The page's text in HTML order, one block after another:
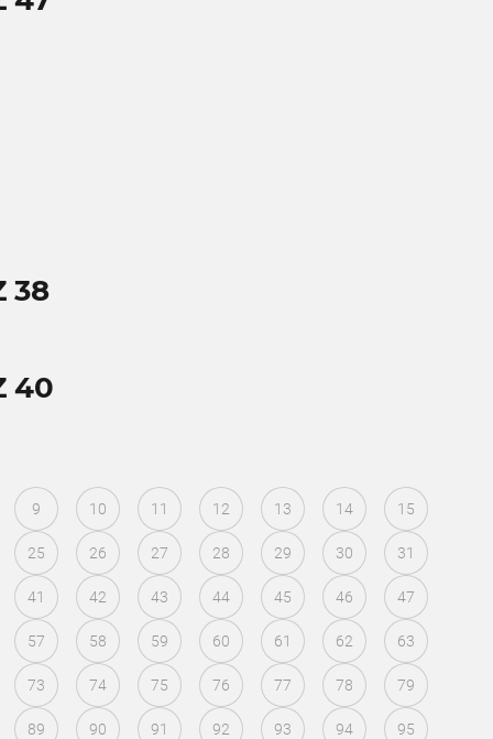
38
40
9 10 11 12 13 14 15
25 26 27 28 29 30 31
41 42 43 44 45 46 47
57 58 59 60 61 62 63
73 74 75 76 77 78 79
89 90 91 92 93 94 95